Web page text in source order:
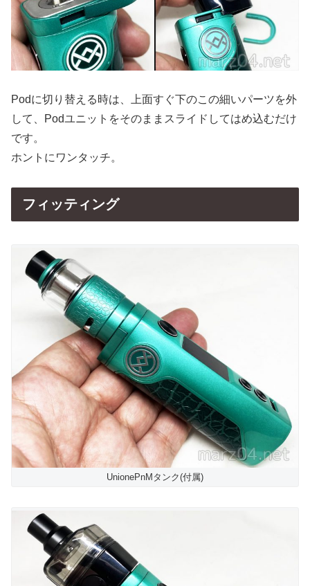
Podに切り替える時は、上面すぐ下のこの細いパーツを外
して、Podユニットをそのままスライドしてはめ込むだけ
です。
ホントにワンタッチ。
フィッティング
UnionePnMタンク(付属)